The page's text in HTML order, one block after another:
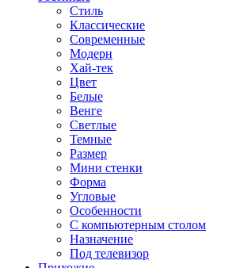
Стиль
Классические
Современные
Модерн
Хай-тек
Цвет
Белые
Венге
Светлые
Темные
Размер
Мини стенки
Форма
Угловые
Особенности
С компьютерным столом
Назначение
Под телевизор